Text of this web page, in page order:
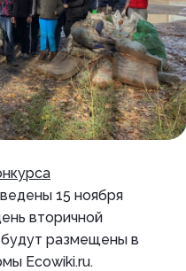
15 ноября
вторичной
размещены в
Ecowiki.ru.